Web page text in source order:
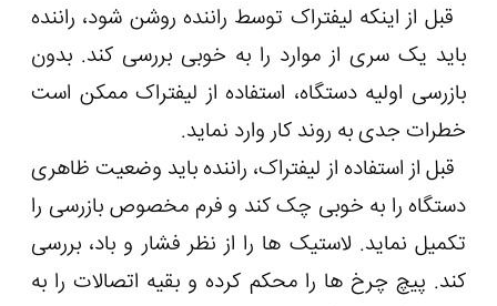
قبل از اینکه لیفتراک توسط راننده روشن شود، راننده
باید یک سری از موارد را به خوبی بررسی کند. بدون
بازرسی اولیه دستگاه، استفاده از لیفتراک ممکن است
خطرات جدی به روند کار وارد نماید.
قبل از استفاده از لیفتراک، راننده باید وضعیت ظاهری
دستگاه را به خوبی چک کند و فرم مخصوص بازرسی را
تکمیل نماید. لاستیک ها را از نظر فشار و باد، بررسی
کند. پیچ چرخ ها را محکم کرده و بقیه اتصالات را به